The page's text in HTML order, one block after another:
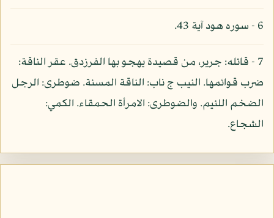
6 - سوره هود آية 43.
7 - قائله: جرير، من قصيدة يهجو بها الفرزدق. عقر الناقة:
ضرب قوائمها. النيب ج ناب: الناقة المسنة. ضوطرى: الرجل
الضخم اللئيم. والضوطرى: الامرأة الحمقاء. الكمي:
الشجاع.